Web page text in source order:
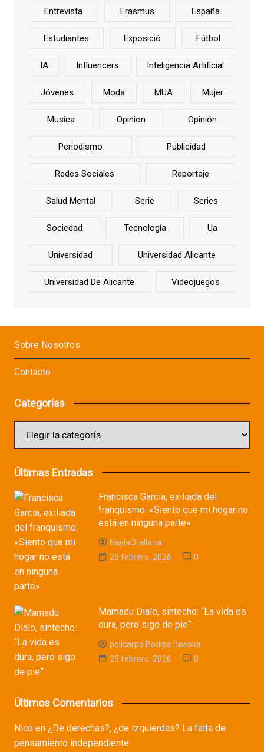
Entrevista Erasmus España
Estudiantes Exposició Fútbol
IA Influencers Inteligencia Artificial
Jóvenes Moda MUA Mujer
Musica Opinion Opinión
Periodismo Publicidad
Redes Sociales Reportaje
Salud Mental Serie Series
Sociedad Tecnología Ua
Universidad Universidad Alicante
Universidad De Alicante Videojuegos
Sobre Nosotros
Contacto
Categorías
Últimas Entradas
Francisca García, exiliada del
franquismo: «Siento que mi hogar no
está en ninguna parte»
NaylaOrellana
25 febrero, 2026
0
Mamadu Dialo, sintecho: “La vida es
dura, pero sigo de pie”
policarpo Bodipo Bosoka
25 febrero, 2026
0
Últimos Comentarios
Nicoen ¿De derechas?, ¿de izquierdas? La falta de
pensamiento independiente